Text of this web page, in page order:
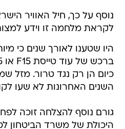
נוסף על כך, חיל האוויר
לקראת מלחמה זו וידע
היו שטענו לאורך שנים כי
השנים האחרונות לא שעו
גורם נוסף להצלחה זוכה
היכולת של משרד הביטחון